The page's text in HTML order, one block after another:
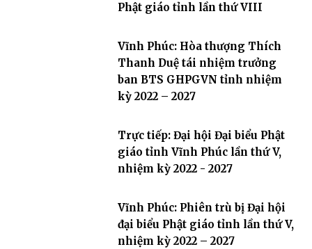
Phật giáo tỉnh lần thứ VIII
Vĩnh Phúc: Hòa thượng Thích
Thanh Duệ tái nhiệm trưởng
ban BTS GHPGVN tỉnh nhiệm
kỳ 2022 – 2027
Trực tiếp: Đại hội Đại biểu Phật
giáo tỉnh Vĩnh Phúc lần thứ V,
nhiệm kỳ 2022 - 2027
Vĩnh Phúc: Phiên trù bị Đại hội
đại biểu Phật giáo tỉnh lần thứ V,
nhiệm kỳ 2022 – 2027